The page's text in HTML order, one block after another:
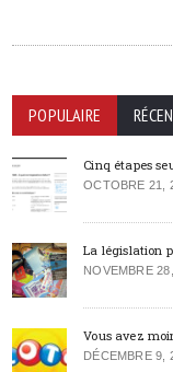
POPULAIRE
Cinq étapes
OCTOBRE 21,
La législation
NOVEMBRE
Vous avez
DÉCEMBRE 9,